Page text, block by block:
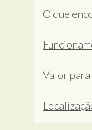
O que
Valor para